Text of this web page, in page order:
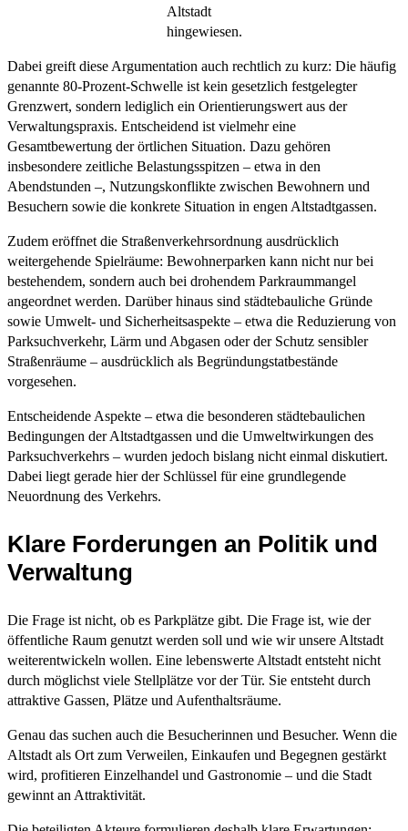
Altstadt
hingewiesen.
Dabei greift diese Argumentation auch rechtlich zu kurz: Die häufig
genannte 80-Prozent-Schwelle ist kein gesetzlich festgelegter
Grenzwert, sondern lediglich ein Orientierungswert aus der
Verwaltungspraxis. Entscheidend ist vielmehr eine
Gesamtbewertung der örtlichen Situation. Dazu gehören
insbesondere zeitliche Belastungsspitzen – etwa in den
Abendstunden –, Nutzungskonflikte zwischen Bewohnern und
Besuchern sowie die konkrete Situation in engen Altstadtgassen.
Zudem eröffnet die Straßenverkehrsordnung ausdrücklich
weitergehende Spielräume: Bewohnerparken kann nicht nur bei
bestehendem, sondern auch bei drohendem Parkraummangel
angeordnet werden. Darüber hinaus sind städtebauliche Gründe
sowie Umwelt- und Sicherheitsaspekte – etwa die Reduzierung von
Parksuchverkehr, Lärm und Abgasen oder der Schutz sensibler
Straßenräume – ausdrücklich als Begründungstatbestände
vorgesehen.
Entscheidende Aspekte – etwa die besonderen städtebaulichen
Bedingungen der Altstadtgassen und die Umweltwirkungen des
Parksuchverkehrs – wurden jedoch bislang nicht einmal diskutiert.
Dabei liegt gerade hier der Schlüssel für eine grundlegende
Neuordnung des Verkehrs.
Klare Forderungen an Politik und
Verwaltung
Die Frage ist nicht, ob es Parkplätze gibt. Die Frage ist, wie der
öffentliche Raum genutzt werden soll und wie wir unsere Altstadt
weiterentwickeln wollen. Eine lebenswerte Altstadt entsteht nicht
durch möglichst viele Stellplätze vor der Tür. Sie entsteht durch
attraktive Gassen, Plätze und Aufenthaltsräume.
Genau das suchen auch die Besucherinnen und Besucher. Wenn die
Altstadt als Ort zum Verweilen, Einkaufen und Begegnen gestärkt
wird, profitieren Einzelhandel und Gastronomie – und die Stadt
gewinnt an Attraktivität.